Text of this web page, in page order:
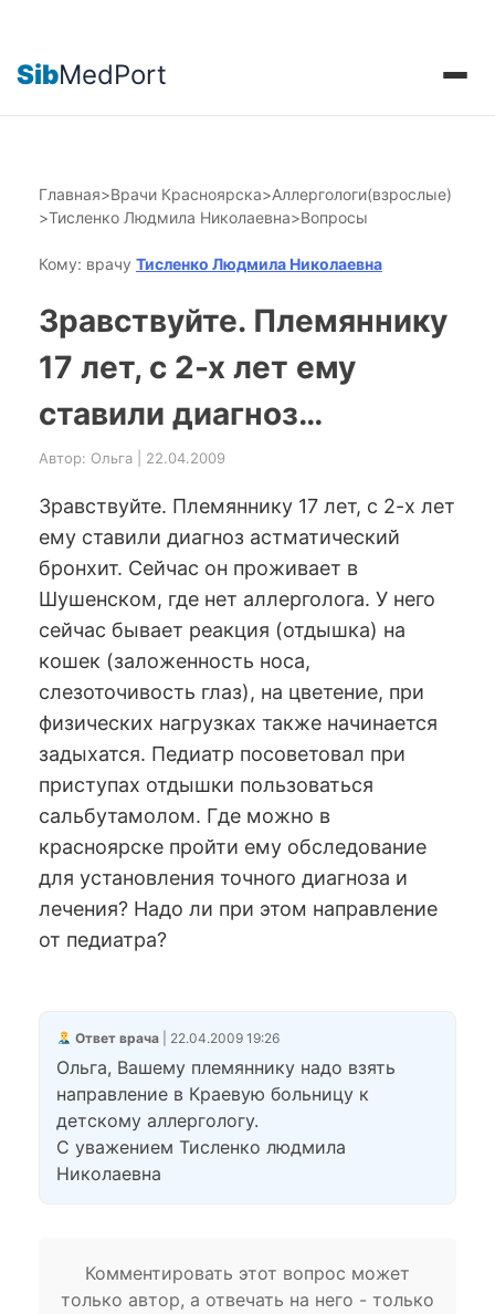
SibMedPort
Главная>Врачи Красноярска>Аллергологи(взрослые)
>Тисленко Людмила Николаевна>Вопросы
Кому: врачу Тисленко Людмила Николаевна
Зравствуйте. Племяннику
17 лет, с 2-х лет ему
ставили диагноз…
Автор: Ольга | 22.04.2009
Зравствуйте. Племяннику 17 лет, с 2-х лет
ему ставили диагноз астматический
бронхит. Сейчас он проживает в
Шушенском, где нет аллерголога. У него
сейчас бывает реакция (отдышка) на
кошек (заложенность носа,
слезоточивость глаз), на цветение, при
физических нагрузках также начинается
задыхатся. Педиатр посоветовал при
приступах отдышки пользоваться
сальбутамолом. Где можно в
красноярске пройти ему обследование
для установления точного диагноза и
лечения? Надо ли при этом направление
от педиатра?
Ответ врача| 22.04.2009 19:26
Ольга, Вашему племяннику надо взять
направление в Краевую больницу к
детскому аллергологу.
С уважением Тисленко людмила
Николаевна
Комментировать этот вопрос может
только автор, а отвечать на него - только